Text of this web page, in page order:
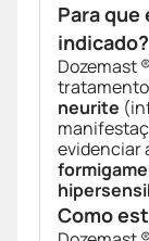
Para
indicado?
Dozemast
neurite
evidenciar
Como